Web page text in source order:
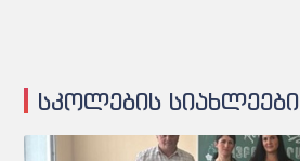
სკოლების სიახლეები